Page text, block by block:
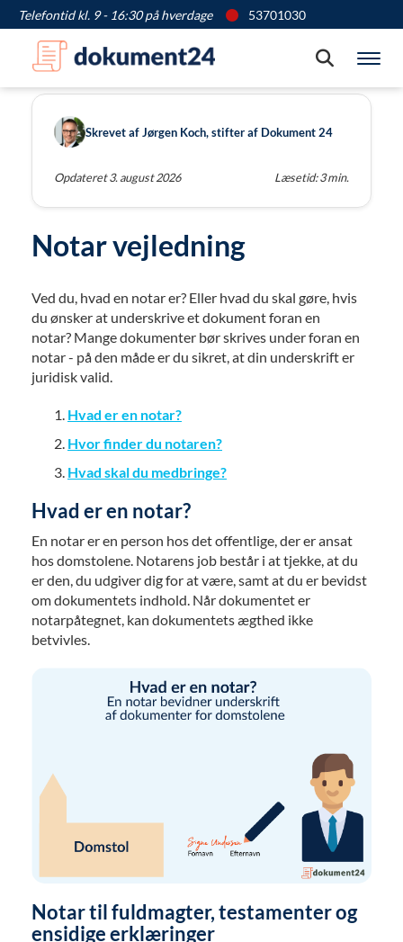
Telefontid kl. 9 - 16:30 på hverdage 53701030
Vis
Søg
Dokument 24/Artikler/Info/Hvad er en notar?
Skrevet af Jørgen Koch, stifter af Dokument 24
Opdateret 3. august 2026 Læsetid: 3 min.
Notar vejledning
Ved du, hvad en notar er? Eller hvad du skal gøre, hvis
du ønsker at underskrive et dokument foran en
notar? Mange dokumenter bør skrives under foran en
notar - på den måde er du sikret, at din underskrift er
juridisk valid.
Hvad er en notar?
Hvor finder du notaren?
Hvad skal du medbringe?
Hvad er en notar?
En notar er en person hos det offentlige, der er ansat
hos domstolene. Notarens job består i at tjekke, at du
er den, du udgiver dig for at være, samt at du er bevidst
om dokumentets indhold. Når dokumentet er
notarpåtegnet, kan dokumentets ægthed ikke
betvivles.
Notar til fuldmagter, testamenter og
ensidige erklæringer